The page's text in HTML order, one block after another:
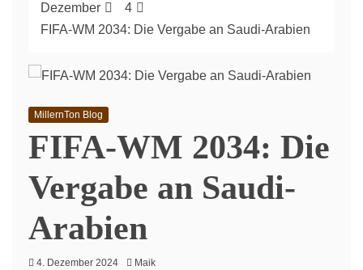
Dezember
4
FIFA-WM 2034: Die Vergabe an Saudi-Arabien
MillernTon Blog
FIFA-WM 2034: Die
Vergabe an Saudi-
Arabien
4. Dezember 2024 Maik